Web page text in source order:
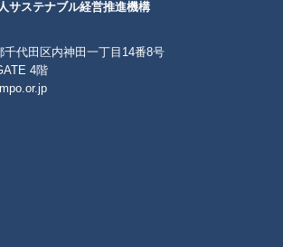
サステナブル経営推進機構
代田区内神田一丁目14番8号
4階